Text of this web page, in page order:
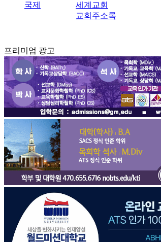
국제
세계교회
교회주소록
프리미엄 광고